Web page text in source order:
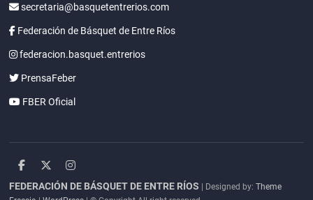
secretaria@basquetentrerios.com
Federación de Básquet de Entre Ríos
federacion.basquet.entrerios
PrensaFeber
FBER Oficial
facebook
twitterinstagram
FEDERACIÓN DE BÁSQUET DE ENTRE RÍOS | Designed by:Theme